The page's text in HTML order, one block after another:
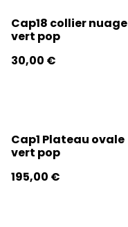
Cap18 collier nuage
vert pop
30,00 €
Cap1 Plateau ovale
vert pop
195,00 €